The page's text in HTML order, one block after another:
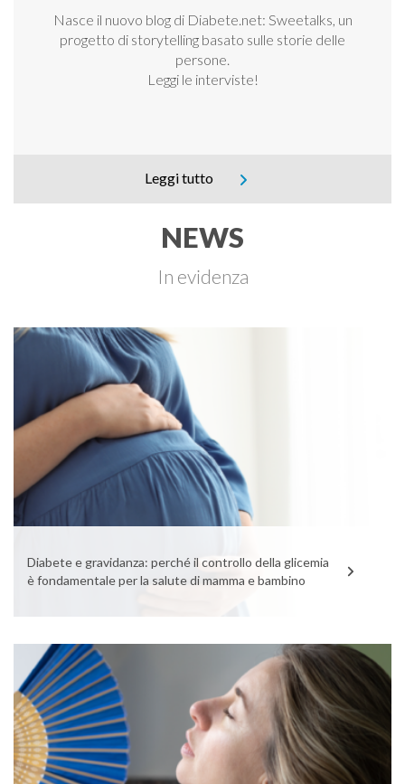
Nasce il nuovo blog di Diabete.net: Sweetalks, un
progetto di storytelling basato sulle storie delle
persone.
Leggi le interviste!
Leggi tutto
NEWS
In evidenza
Diabete e gravidanza: perché il controllo della glicemia
è fondamentale per la salute di mamma e bambino